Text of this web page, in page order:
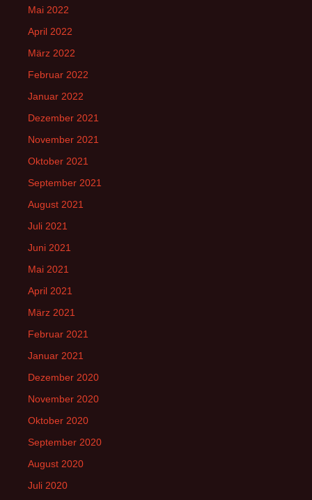
Mai 2022
April 2022
März 2022
Februar 2022
Januar 2022
Dezember 2021
November 2021
Oktober 2021
September 2021
August 2021
Juli 2021
Juni 2021
Mai 2021
April 2021
März 2021
Februar 2021
Januar 2021
Dezember 2020
November 2020
Oktober 2020
September 2020
August 2020
Juli 2020